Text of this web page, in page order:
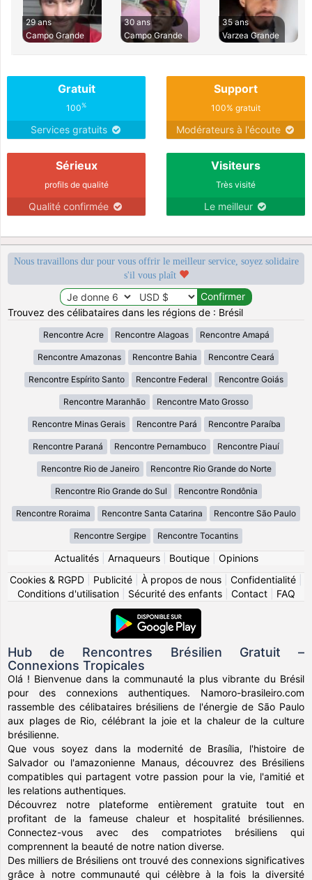
29 ans
Campo Grande
30 ans
Campo Grande
35 ans
Varzea Grande
Gratuit
100%
Services gratuits
Support
100% gratuit
Modérateurs à l'écoute
Sérieux
profils de qualité
Qualité confirmée
Visiteurs
Très visité
Le meilleur
Nous travaillons dur pour vous offrir le meilleur service, soyez solidaire
s'il vous plaît
Trouvez des célibataires dans les régions de : Brésil
Rencontre Acre Rencontre Alagoas Rencontre Amapá
Rencontre Amazonas Rencontre Bahia Rencontre Ceará
Rencontre Espírito Santo Rencontre Federal Rencontre Goiás
Rencontre Maranhão Rencontre Mato Grosso
Rencontre Minas Gerais Rencontre Pará Rencontre Paraíba
Rencontre Paraná Rencontre Pernambuco Rencontre Piauí
Rencontre Rio de Janeiro Rencontre Rio Grande do Norte
Rencontre Rio Grande do Sul Rencontre Rondônia
Rencontre Roraima Rencontre Santa Catarina Rencontre São Paulo
Rencontre Sergipe Rencontre Tocantins
Actualités| Arnaqueurs| Boutique| Opinions
Cookies & RGPD
Publicité À propos de nous Confidentialité
Conditions d'utilisation| Sécurité des enfants| Contact| FAQ
Hub de Rencontres Brésilien Gratuit –
Connexions Tropicales
Olá ! Bienvenue dans la communauté la plus vibrante du Brésil
pour des connexions authentiques. Namoro-brasileiro.com
rassemble des célibataires brésiliens de l'énergie de São Paulo
aux plages de Rio, célébrant la joie et la chaleur de la culture
brésilienne.
Que vous soyez dans la modernité de Brasília, l'histoire de
Salvador ou l'amazonienne Manaus, découvrez des Brésiliens
compatibles qui partagent votre passion pour la vie, l'amitié et
les relations authentiques.
Découvrez notre plateforme entièrement gratuite tout en
profitant de la fameuse chaleur et hospitalité brésiliennes.
Connectez-vous avec des compatriotes brésiliens qui
comprennent la beauté de notre nation diverse.
Des milliers de Brésiliens ont trouvé des connexions significatives
grâce à notre communauté qui célèbre à la fois la diversité